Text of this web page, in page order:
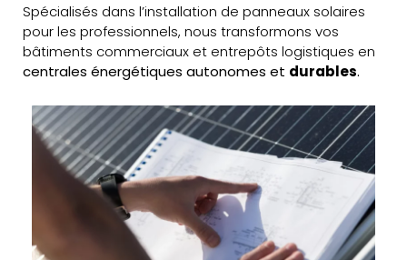
Spécialisés dans l’installation de panneaux solaires
pour les professionnels, nous transformons vos
bâtiments commerciaux et entrepôts logistiques en
centrales énergétiques autonomes et durables.